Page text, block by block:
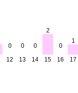
0
12
0
13
0
14
2
15
0
16
1
17